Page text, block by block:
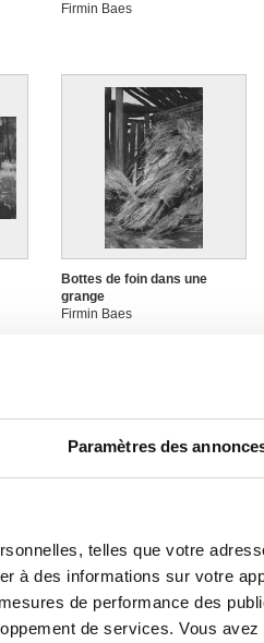
Paramètres des
telles que votre
à des informations sur votre
de performance des
de services. Vous
Firmin Baes
Bottes de foin dans une
grange
Firmin Baes
Champs et fermes
Firmin Baes